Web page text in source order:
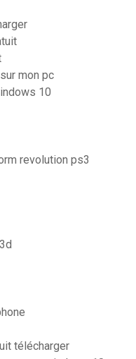
mon pc
10
revolution ps3
télécharger